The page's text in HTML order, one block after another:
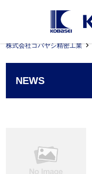
株式会社コバヤシ精密工業
NEWS